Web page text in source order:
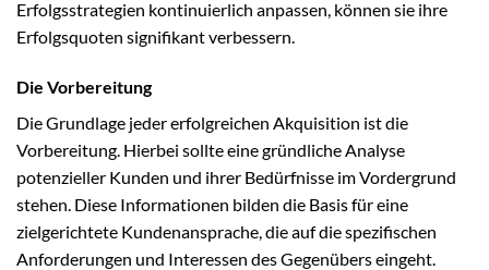
Erfolgsstrategien kontinuierlich anpassen, können sie ihre
Erfolgsquoten signifikant verbessern.
Die Vorbereitung
Die Grundlage jeder erfolgreichen Akquisition ist die
Vorbereitung. Hierbei sollte eine gründliche Analyse
potenzieller Kunden und ihrer Bedürfnisse im Vordergrund
stehen. Diese Informationen bilden die Basis für eine
zielgerichtete Kundenansprache, die auf die spezifischen
Anforderungen und Interessen des Gegenübers eingeht.